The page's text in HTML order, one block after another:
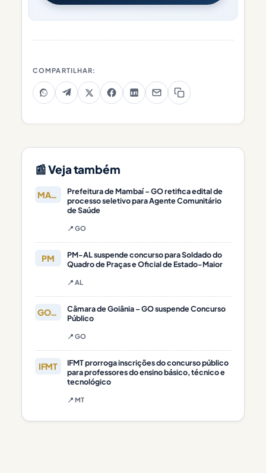
COMPARTILHAR:
📰 Veja também
MAMBAÍ
Prefeitura de Mambaí – GO retifica edital de
processo seletivo para Agente Comunitário
de Saúde
📍 GO
PM
PM-AL suspende concurso para Soldado do
Quadro de Praças e Oficial de Estado-Maior
📍 AL
GOIÂNIA
Câmara de Goiânia – GO suspende Concurso
Público
📍 GO
IFMT
IFMT prorroga inscrições do concurso público
para professores do ensino básico, técnico e
tecnológico
📍 MT